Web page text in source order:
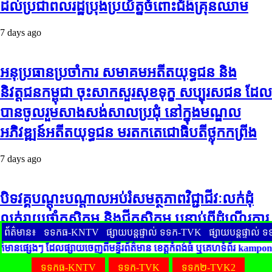
ដល់ប្រជាពលរដ្ឋប្រុងប្រយ័ត្នចំពោះជំងឺគ្រុនឈាម
7 days ago
អនុប្រធានប្រចាំការ សមាគមអតីតយុទ្ធជន និង
និវត្តជនកម្ពុជា ចុះសាកសួរសុខទុក្ខ សប្បុរសជន ដែល
បានចូលរួមសាងសង់សាលប្រជុំ នៅក្នុងមណ្ឌល
អភិវឌ្ឍន៍អតីតយុទ្ធជន មរតកតេជោធិបតីថ្លុកកព្រីង
7 days ago
បិទវគ្គបណ្តុះបណ្តាលអប់រំសមត្ថភាពវិជ្ជាជីវៈលក់ដុំ
លក់រាយថ្នាំកសិកម្ម និងជីកសិកម្ម បន្ទាប់ពីដំណើរការ
អស់រយៈពេល 3 ថ្ងៃ
ព័ត៌មាន៖ ទទកធ-KNTV ផ្សាយបន្តផ្ទាល់ ទទក-TVK
ផ្សាយបន្តផ្ទាល់
ៗ ដែលផ្សាយចេញពីមន្ទីរព័ត៌មាន ខេត្តកំពង់ធំ ឬគេហទំព័រ
ទទកធ-KNTV
ទទក-TVK ទទក២-TVK2